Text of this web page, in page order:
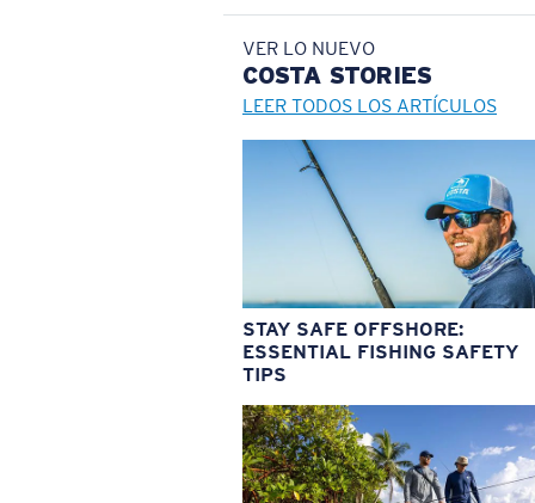
VER LO NUEVO
COSTA STORIES
LEER TODOS LOS ARTÍCULOS
STAY SAFE OFFSHORE:
ESSENTIAL FISHING SAFETY
TIPS